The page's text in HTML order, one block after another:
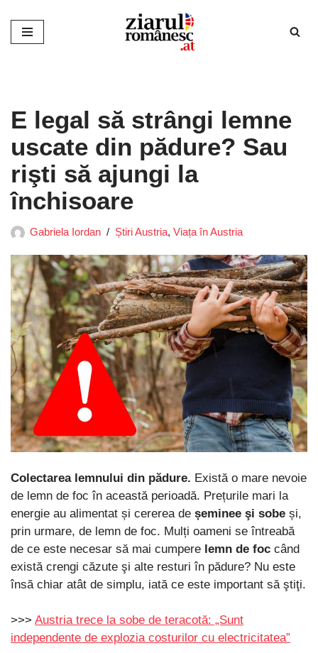
Sari
E legal să strângi lemne
uscate din pădure? Sau
rişti să ajungi la
închisoare
Gabriela Iordan Știri Austria, Viața în Austria
Colectarea lemnului din pădure. Există o mare nevoie
de lemn de foc în această perioadă. Prețurile mari la
energie au alimentat și cererea de șeminee şi sobe și,
prin urmare, de lemn de foc. Mulți oameni se întreabă
de ce este necesar să mai cumpere lemn de foc când
există crengi căzute şi alte resturi în pădure? Nu este
însă chiar atât de simplu, iată ce este important să ştiţi.
>>> Austria trece la sobe de teracotă: „Sunt
independente de explozia costurilor cu electricitatea”